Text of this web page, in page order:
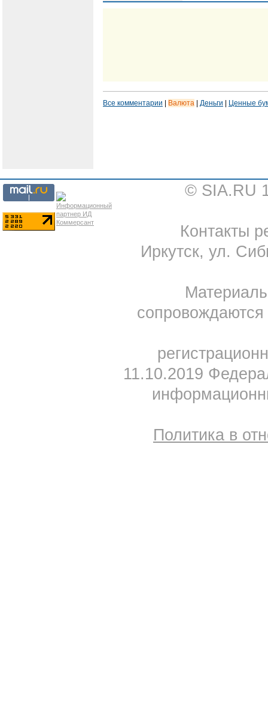
Все комментарии Валюта Деньги Ценные
© SIA.RU
Контакты
Иркутск, ул.
11.10.2019
Политика в